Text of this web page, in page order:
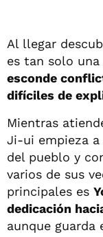
Al llegar
es tan solo
esconde
difíciles de
Mientras
Ji-ui empieza
del pueblo y
varios de sus
principales es
dedicación
aunque guarda